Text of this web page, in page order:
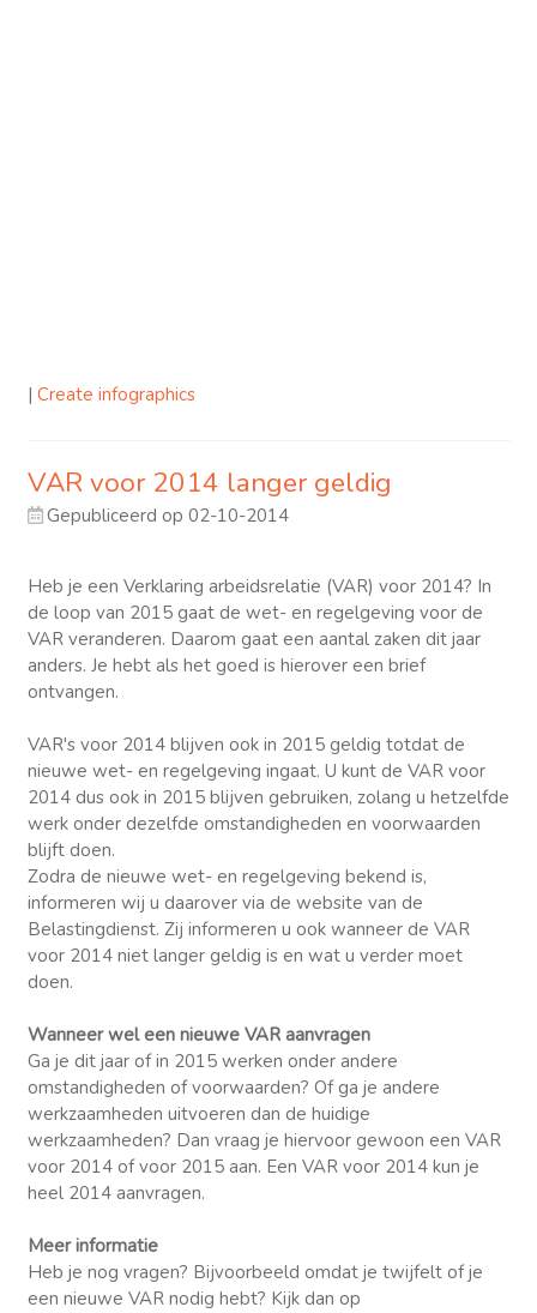
| Create infographics
VAR voor 2014 langer geldig
Gepubliceerd op 02-10-2014
Heb je een Verklaring arbeidsrelatie (VAR) voor 2014? In
de loop van 2015 gaat de wet- en regelgeving voor de
VAR veranderen. Daarom gaat een aantal zaken dit jaar
anders. Je hebt als het goed is hierover een brief
ontvangen.
VAR's voor 2014 blijven ook in 2015 geldig totdat de
nieuwe wet- en regelgeving ingaat. U kunt de VAR voor
2014 dus ook in 2015 blijven gebruiken, zolang u hetzelfde
werk onder dezelfde omstandigheden en voorwaarden
blijft doen.
Zodra de nieuwe wet- en regelgeving bekend is,
informeren wij u daarover via de website van de
Belastingdienst. Zij informeren u ook wanneer de VAR
voor 2014 niet langer geldig is en wat u verder moet
doen.
Wanneer wel een nieuwe VAR aanvragen
Ga je dit jaar of in 2015 werken onder andere
omstandigheden of voorwaarden? Of ga je andere
werkzaamheden uitvoeren dan de huidige
werkzaamheden? Dan vraag je hiervoor gewoon een VAR
voor 2014 of voor 2015 aan. Een VAR voor 2014 kun je
heel 2014 aanvragen.
Meer informatie
Heb je nog vragen? Bijvoorbeeld omdat je twijfelt of je
een nieuwe VAR nodig hebt? Kijk dan op